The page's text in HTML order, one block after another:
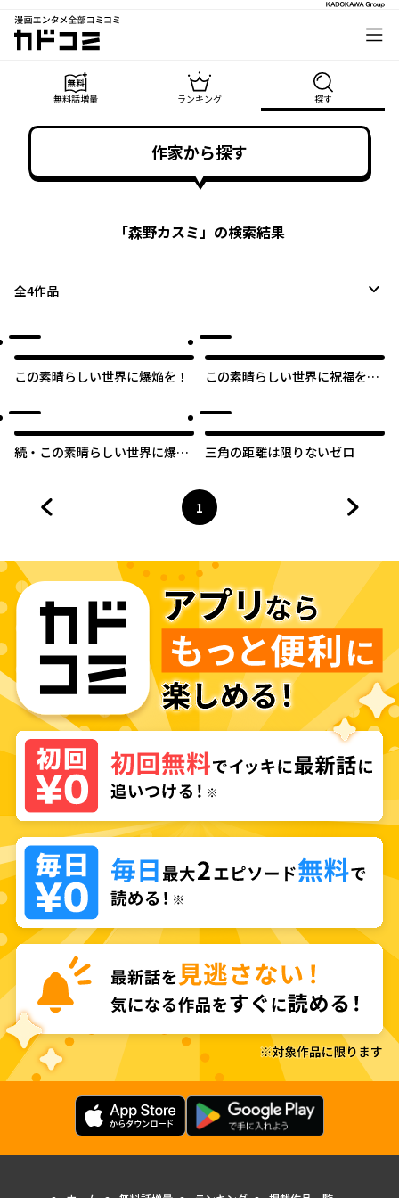
漫画エンタメ全部コミコミ
カドコミ
無料話増量 ランキング 探す
作家から探す
「森野カスミ」の検索結果
全4作品
この素晴らしい世界に爆焔を！
この素晴らしい世界に祝福を！
続・この素晴らしい世界に爆焔
三角の距離は限りないゼロ
ページ
1
へ